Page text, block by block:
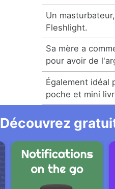
Un
Fleshlight.
Sa mère a
pour avoir de
Également idéal
poche et mini
Découvrez